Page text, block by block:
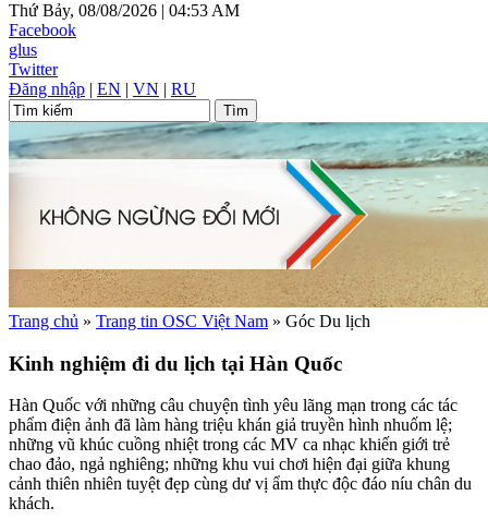
Thứ Bảy, 08/08/2026 | 04:53 AM
Facebook
glus
Twitter
Đăng nhập | EN | VN | RU
Trang chủ » Trang tin OSC Việt Nam » Góc Du lịch
Kinh nghiệm đi du lịch tại Hàn Quốc
Hàn Quốc với những câu chuyện tình yêu lãng mạn trong các tác
phẩm điện ảnh đã làm hàng triệu khán giả truyền hình nhuốm lệ;
những vũ khúc cuồng nhiệt trong các MV ca nhạc khiến giới trẻ
chao đảo, ngả nghiêng; những khu vui chơi hiện đại giữa khung
cảnh thiên nhiên tuyệt đẹp cùng dư vị ẩm thực độc đáo níu chân du
khách.